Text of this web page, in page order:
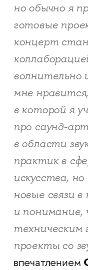
но обычно я
готовые
концерт
волнительно
мне
в которой я
про саунд-
в области
практик в
искусства,
новые связи
и понимание,
техническим
проекты со
впечатлением